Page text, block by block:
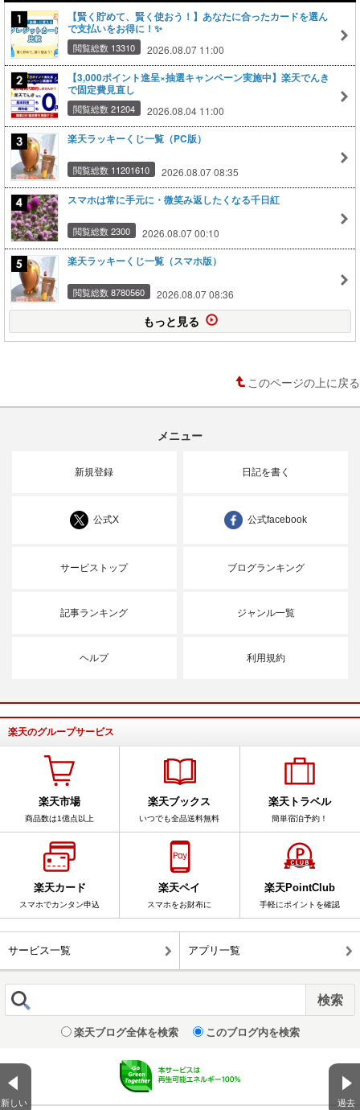
新しい 過去
【賢く貯めて、賢く使おう！】あなたに合ったカードを選ん
で支払いをお得に！✨
閲覧総数 13310 2026.08.07 11:00
【3,000ポイント進呈×抽選キャンペーン実施中】楽天でんき
で固定費見直し
閲覧総数 21204 2026.08.04 11:00
楽天ラッキーくじ一覧（PC版）
閲覧総数 11201610 2026.08.07 08:35
スマホは常に手元に・微笑み返したくなる千日紅
閲覧総数 2300 2026.08.07 00:10
楽天ラッキーくじ一覧（スマホ版）
閲覧総数 8780560 2026.08.07 08:36
もっと見る
このページの上に戻る
メニュー
新規登録 日記を書く
公式X 公式facebook
サービストップ ブログランキング
記事ランキング ジャンル一覧
ヘルプ 利用規約
楽天のグループサービス
楽天市場
商品数は1億点以上
楽天ブックス
いつでも全品送料無料
楽天トラベル
簡単宿泊予約！
楽天カード
スマホでカンタン申込
楽天ペイ
スマホをお財布に
楽天PointClub
手軽にポイントを確認
サービス一覧 アプリ一覧
楽天ブログ全体を検索 このブログ内を検索